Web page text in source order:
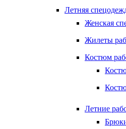
Летняя
Женская
Жилеты
Костюм
Летние